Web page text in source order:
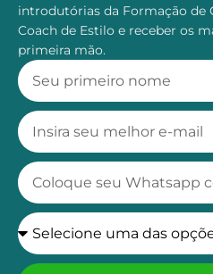
introdutórias da Formação de
Coach de Estilo e receber os
primeira mão.